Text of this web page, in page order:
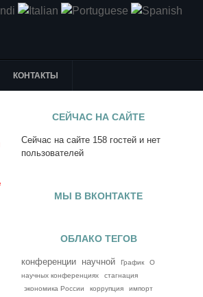
КОНТАКТЫ
СЕЙЧАС НА САЙТЕ
Сейчас на сайте 158 гостей и нет
пользователей
МЫ В ВКОНТАКТЕ
ОБЛАКО ТЕГОВ
конференции научной График
О
научных конференциях
стагнация
экономика России
коррупция
импорт